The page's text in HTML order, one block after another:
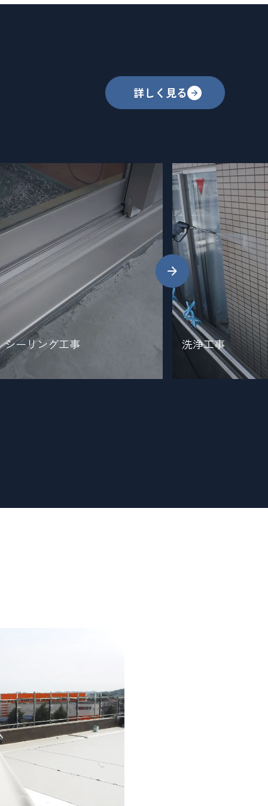
詳しく見る
シーリング工事 洗浄工事